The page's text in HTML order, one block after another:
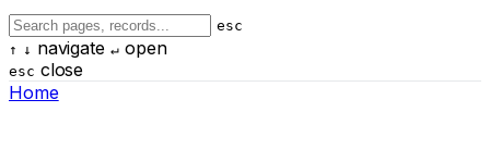
esc
↑ ↓ navigate ↵open
esc close
Home